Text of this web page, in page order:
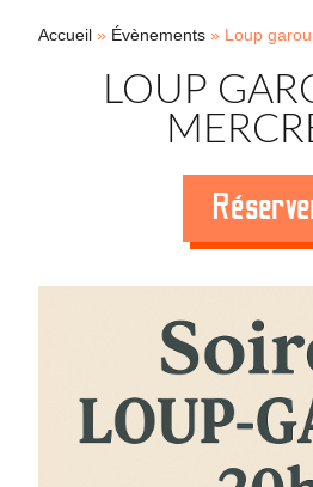
Accueil » Évènements » Loup
LOUP